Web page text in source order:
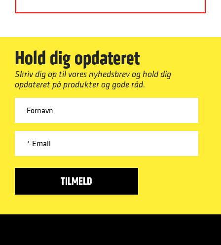
Hold dig opdateret
Skriv dig op til vores nyhedsbrev og hold dig
opdateret på produkter og gode råd.